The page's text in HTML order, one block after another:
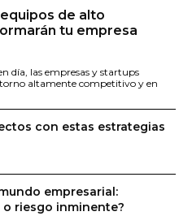
de alto
tu empresa
día, las empresas y startups
altamente competitivo y en
con estas estrategias
empresarial:
riesgo inminente?